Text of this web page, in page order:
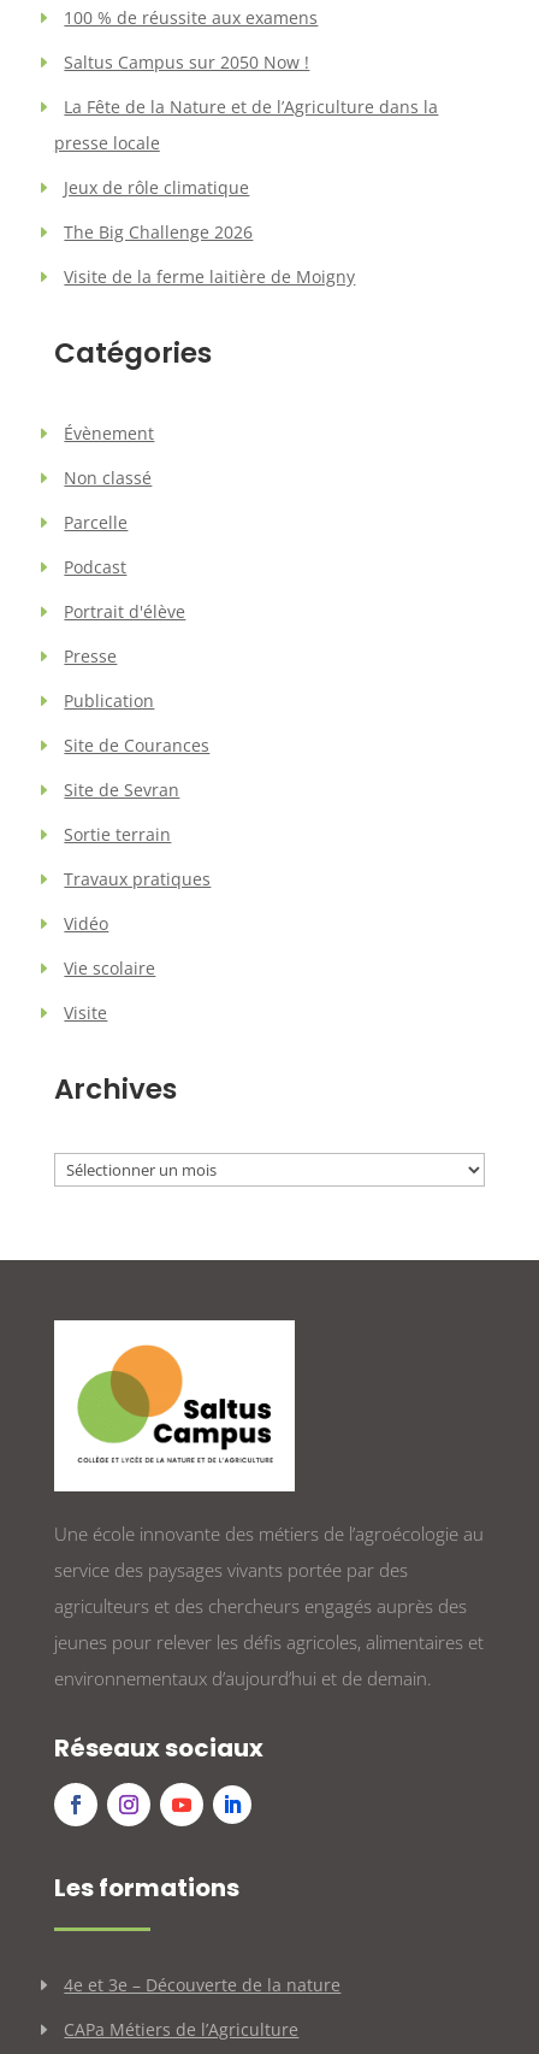
100 % de réussite aux examens
Saltus Campus sur 2050 Now !
La Fête de la Nature et de l’Agriculture dans la
presse locale
Jeux de rôle climatique
The Big Challenge 2026
Visite de la ferme laitière de Moigny
Catégories
Évènement
Non classé
Parcelle
Podcast
Portrait d'élève
Presse
Publication
Site de Courances
Site de Sevran
Sortie terrain
Travaux pratiques
Vidéo
Vie scolaire
Visite
Archives
Archives
Une école innovante des métiers de l’agroécologie au
service des paysages vivants portée par des
agriculteurs et des chercheurs engagés auprès des
jeunes pour relever les défis agricoles, alimentaires et
environnementaux d’aujourd’hui et de demain.
Réseaux sociaux
Les formations
4e et 3e – Découverte de la nature
CAPa Métiers de l’Agriculture